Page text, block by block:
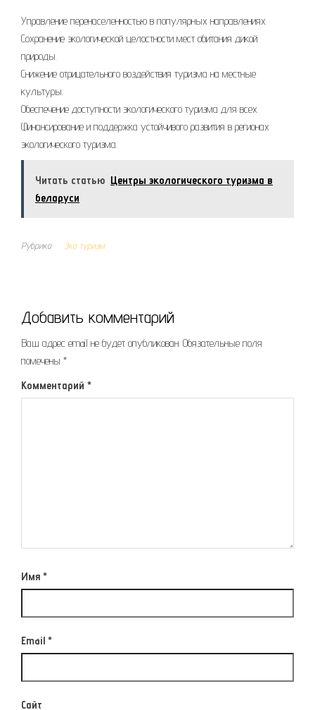
Управление перенаселенностью в популярных направлениях.
Сохранение экологической целостности мест обитания дикой
природы.
Снижение отрицательного воздействия туризма на местные
культуры.
Обеспечение доступности экологического туризма для всех.
Финансирование и поддержка устойчивого развития в регионах
экологического туризма.
Читать статью Центры экологического туризма в
беларуси
Рубрика Эко туризм
Добавить комментарий
Ваш адрес email не будет опубликован. Обязательные поля
помечены *
Комментарий *
Имя *
Email *
Сайт